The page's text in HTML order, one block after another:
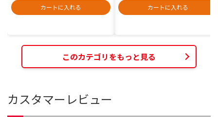
カートに入れる
カートに入れる
このカテゴリをもっと見る
カスタマーレビュー